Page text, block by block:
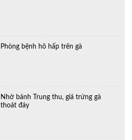
Phòng bệnh hô hấp trên gà
Nhờ bánh Trung thu, giá trứng gà
thoát đáy